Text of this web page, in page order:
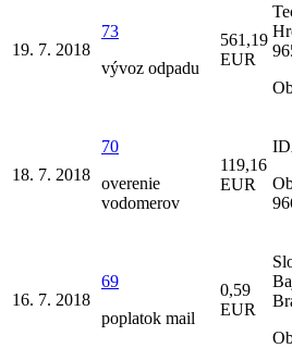
19. 7. 2018
73
vývoz odpadu
561,19
EUR
18. 7. 2018
70
overenie
vodomerov
119,16
EUR
16. 7. 2018
69
poplatok mail
0,59
EUR